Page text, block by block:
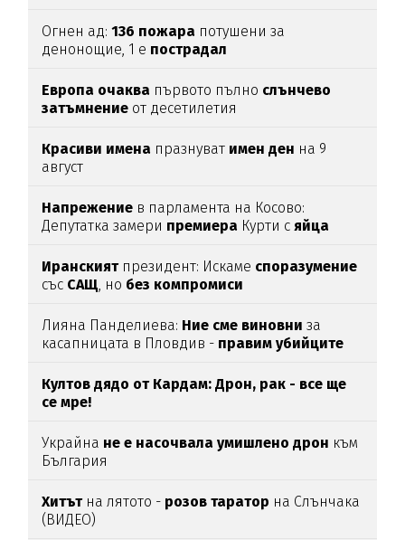
Огнен ад:136 пожара потушени за
денонощие, 1 е пострадал
Европа очаква първото пълно слънчево
затъмнение от десетилетия
Красиви имена празнуват имен ден на 9
август
Напрежение в парламента на Косово:
Депутатка замери премиера Курти сяйца
Иранскиятпрезидент: Искаме споразумение
със САЩ, но без компромиси
Лияна Панделиева: Ние сме виновниза
касапницата в Пловдив - правим убийците
Култов дядо от Кардам: Дрон, рак - все ще
се мре!
Украйна не е насочвала умишлено дрон към
България
Хитътна лятото - розов таратор на Слънчака
(ВИДЕО)